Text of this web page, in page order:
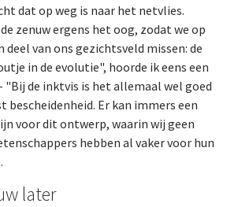
dat op weg is naar het netvlies.
zenuw ergens het oog, zodat we op
deel van ons gezichtsveld missen: de
in de evolutie", hoorde ik eens een
"Bij de inktvis is het allemaal wel goed
bescheidenheid. Er kan immers een
voor dit ontwerp, waarin wij geen
hebben al vaker voor hun
later